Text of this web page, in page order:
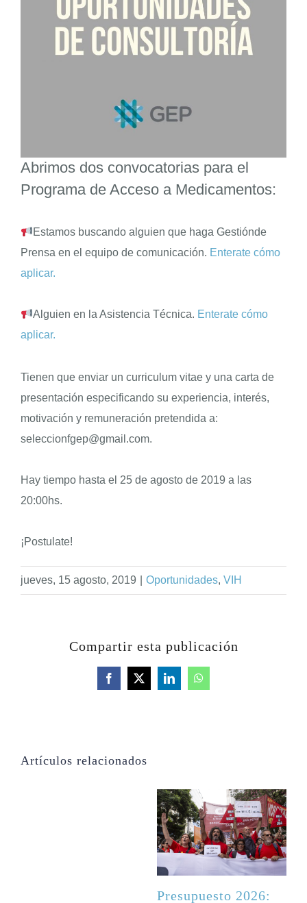
ENGLISH
Abrimos dos convocatorias para el
Programa de Acceso a Medicamentos:
Estamos buscando alguien que hagaGestiónde
Prensa en el equipo de comunicación. Enterate cómo
aplicar.
Alguien en laAsistencia Técnica. Enterate cómo
aplicar.
Tienen que enviar un curriculum vitae y una carta de
presentación especificando su experiencia, interés,
motivación y remuneración pretendida a:
seleccionfgep@gmail.com.
Hay tiempo hasta el 25 de agosto de 2019 a las
20:00hs.
¡Postulate!
jueves, 15 agosto, 2019 Oportunidades, VIH
Compartir esta publicación
Facebook
X LinkedInWhatsApp
Artículos relacionados